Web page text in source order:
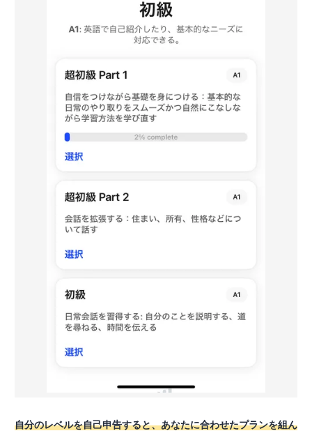
自分のレベルを自己申告すると、あなたに合わせたプランを組ん